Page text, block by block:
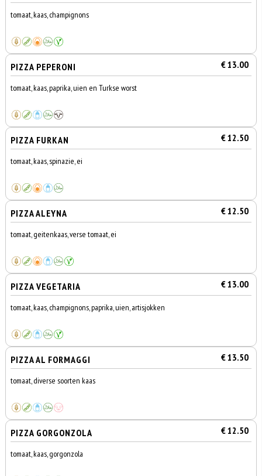
tomaat, kaas, champignons
PIZZA PEPERONI € 13.00
tomaat, kaas, paprika, uien en Turkse worst
PIZZA FURKAN € 12.50
tomaat, kaas, spinazie, ei
PIZZA ALEYNA € 12.50
tomaat, geitenkaas, verse tomaat, ei
PIZZA VEGETARIA € 13.00
tomaat, kaas, champignons, paprika, uien, artisjokken
PIZZA AL FORMAGGI € 13.50
tomaat, diverse soorten kaas
PIZZA GORGONZOLA € 12.50
tomaat, kaas, gorgonzola